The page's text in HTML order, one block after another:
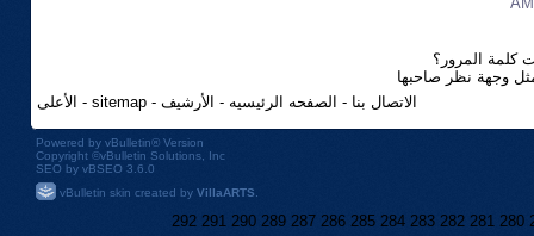
كلمة المرور؟
وجهة نظر صاحبها
الاتصال بنا - الصفحه الرئيسيه - الأرشيف -
sitemap
- الأعلى
Powered by vBulletin®Version
Copyright ©vBulletin Solutions, Inc
SEO by vBSEO 3.6.0
vBulletin skin created by VillaARTS
280
281
282
283
284
285
286
287
289
290
291
292